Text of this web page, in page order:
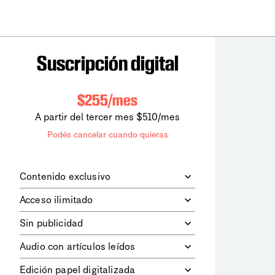
Suscripción digital
$255/mes
A partir del tercer mes $510/mes
Podés cancelar cuando quieras
Contenido exclusivo
digitales dela diaria
los contenidos de Le Monde
diplomatique.
Acceso ilimitado
contenidos.
Sin publicidad
publicitarios.
Audio con artículos leídos
Edición papel digitalizada